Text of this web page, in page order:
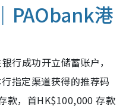
PAObank港
行成功开立储蓄账户，
指定渠道获得的推荐码
款，首HK$100,000 存款